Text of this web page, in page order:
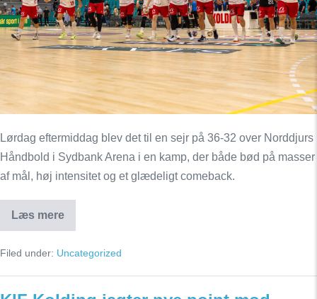
Arena
–
Ellebæk
tilbage
på
banen
Lørdag eftermiddag blev det til en sejr på 36-32 over Norddjurs
Håndbold i Sydbank Arena i en kamp, der både bød på masser
af mål, høj intensitet og et glædeligt comeback.
Læs mere
KIF
Kolding
i
Arena
Filed under: Uncategorized